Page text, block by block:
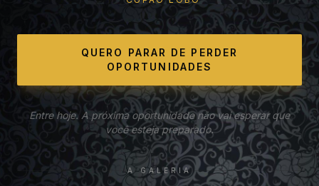
QUERO PARAR DE PERDER
OPORTUNIDADES
Entre hoje. A próxima oportunidade não vai esperar que
você esteja preparado.
A GALERIA